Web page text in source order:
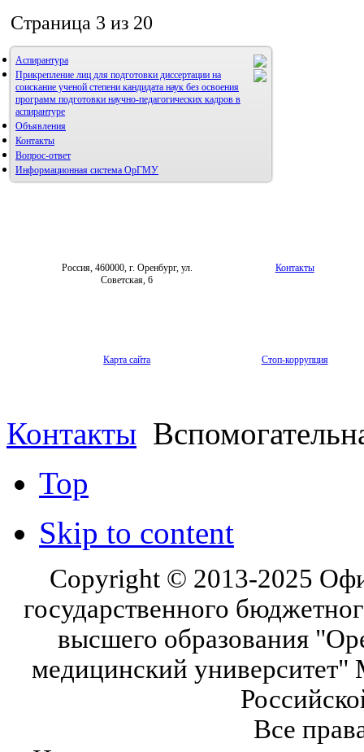
Страница 3 из 20
Аспирантура
Прикрепление лиц для подготовки диссертации на
соискание ученой степени кандидата наук без освоения
программ подготовки научно-педагогических кадров в
аспирантуре
Объявления
Контакты
Вопрос-ответ
Информационная система ОрГМУ
Россия, 460000, г. Оренбург, ул.
Советская, 6
Контакты
Карта сайта Стоп-коррупция
Контакты
Top
Skip to content
Copyright © 2013-2025
государственного
высшего образования
медицинский университет"
Все